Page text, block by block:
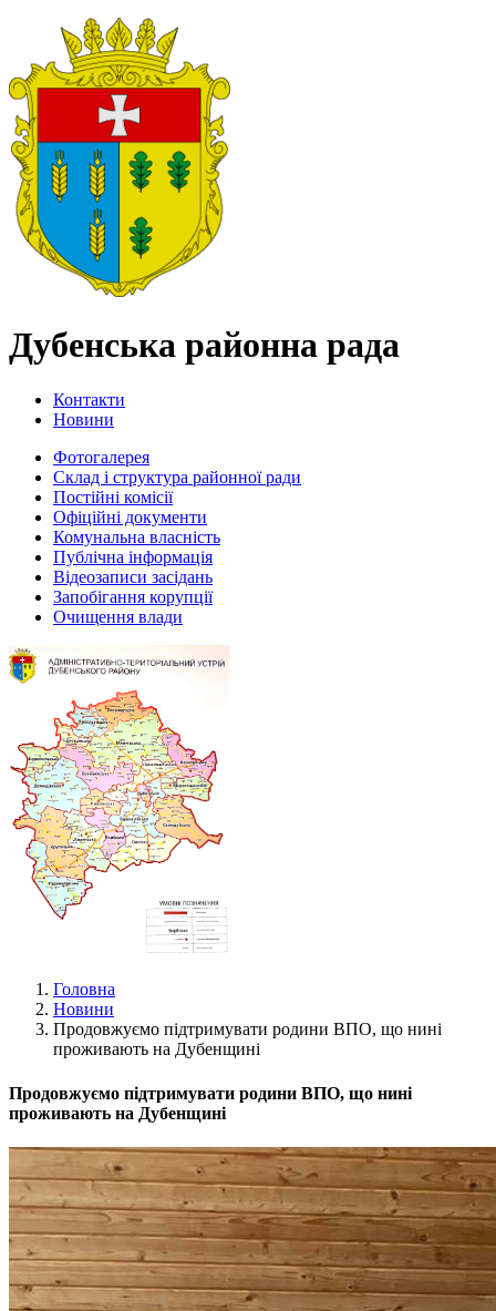
Дубенська районна рада
Контакти
Новини
Фотогалерея
Склад і структура районної ради
Постійні комісії
Офіційні документи
Комунальна власність
Публічна інформація
Відеозаписи засідань
Запобігання корупції
Очищення влади
Головна
Новини
Продовжуємо підтримувати родини ВПО, що нині
проживають на Дубенщині
Продовжуємо підтримувати родини ВПО, що нині
проживають на Дубенщині